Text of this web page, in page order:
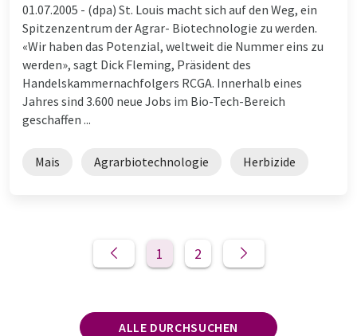
01.07.2005 - (dpa) St. Louis macht sich auf den Weg, ein
Spitzenzentrum der Agrar- Biotechnologie zu werden.
«Wir haben das Potenzial, weltweit die Nummer eins zu
werden», sagt Dick Fleming, Präsident des
Handelskammernachfolgers RCGA. Innerhalb eines
Jahres sind 3.600 neue Jobs im Bio-Tech-Bereich
geschaffen ...
Mais Agrarbiotechnologie Herbizide
1 2
ALLE DURCHSUCHEN